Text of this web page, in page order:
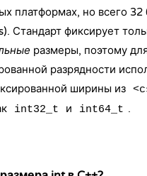
платформах, но всего 32
Стандарт фиксирует
размеры, поэтому
разрядности
ширины из
int32_t и int64_t .